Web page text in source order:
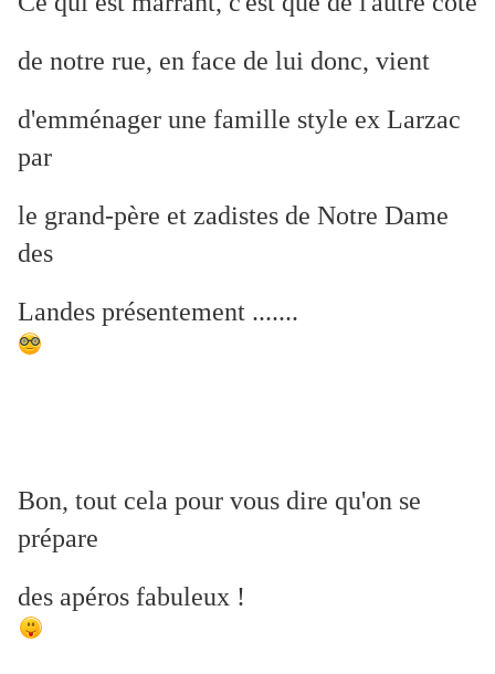
de notre rue, en face de lui donc, vient
d'emménager une famille style ex Larzac
par
le grand-père et zadistes de Notre Dame
des
Landes présentement .......
Bon, tout cela pour vous dire qu'on se
prépare
des apéros fabuleux !